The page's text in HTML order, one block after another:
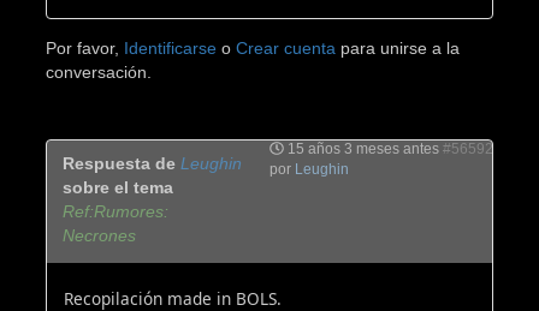
Por favor, Identificarse oCrear cuenta para unirse a la
conversación.
15 años 3 meses antes #56592
por
Leughin
Respuesta deLeughin
sobre el tema
Ref:Rumores:
Necrones
Recopilación made in BOLS.